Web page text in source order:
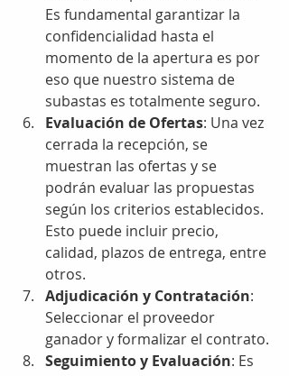
Es fundamental garantizar la
confidencialidad hasta el
momento de la apertura es por
eso que nuestro sistema de
subastas es totalmente seguro.
Evaluación de Ofertas: Una vez
cerrada la recepción, se
muestran las ofertas y se
podrán evaluar las propuestas
según los criterios establecidos.
Esto puede incluir precio,
calidad, plazos de entrega, entre
otros.
Adjudicación y Contratación:
Seleccionar el proveedor
ganador y formalizar el contrato.
Seguimiento y Evaluación: Es